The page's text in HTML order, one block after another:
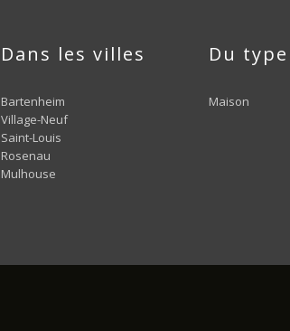
Dans les villes
Bartenheim
Village-Neuf
Saint-Louis
Rosenau
Mulhouse
Du type
Maison